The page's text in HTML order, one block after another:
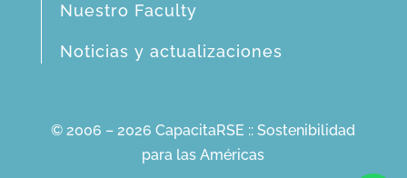
Nuestro Faculty
Noticias y actualizaciones
© 2006 – 2026 CapacitaRSE :: Sostenibilidad
para las Américas